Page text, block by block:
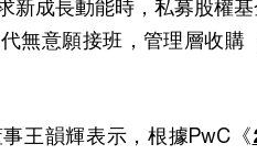
新成長動能時，私募股權
無意願接班，管理層收
王韻輝表示，根據PwC《